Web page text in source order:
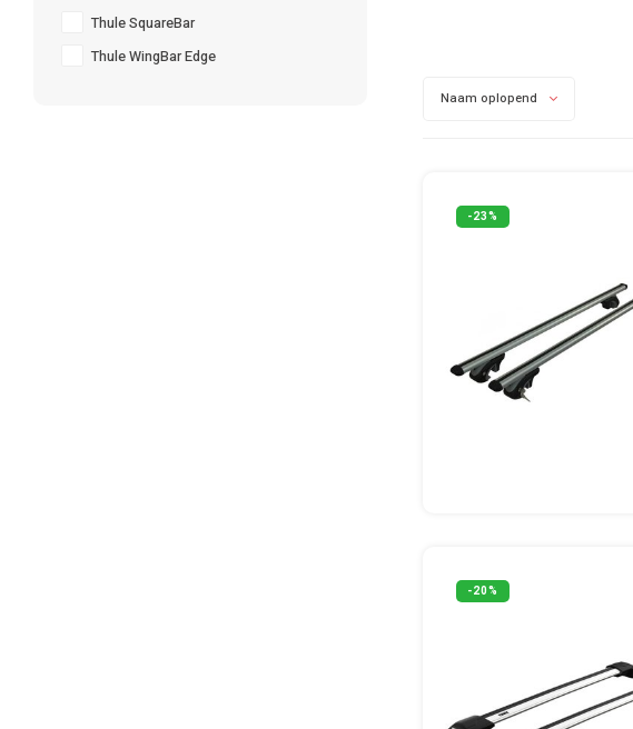
Thule SquareBar
Thule WingBar Edge
Naam oplopend
-23%
-20%